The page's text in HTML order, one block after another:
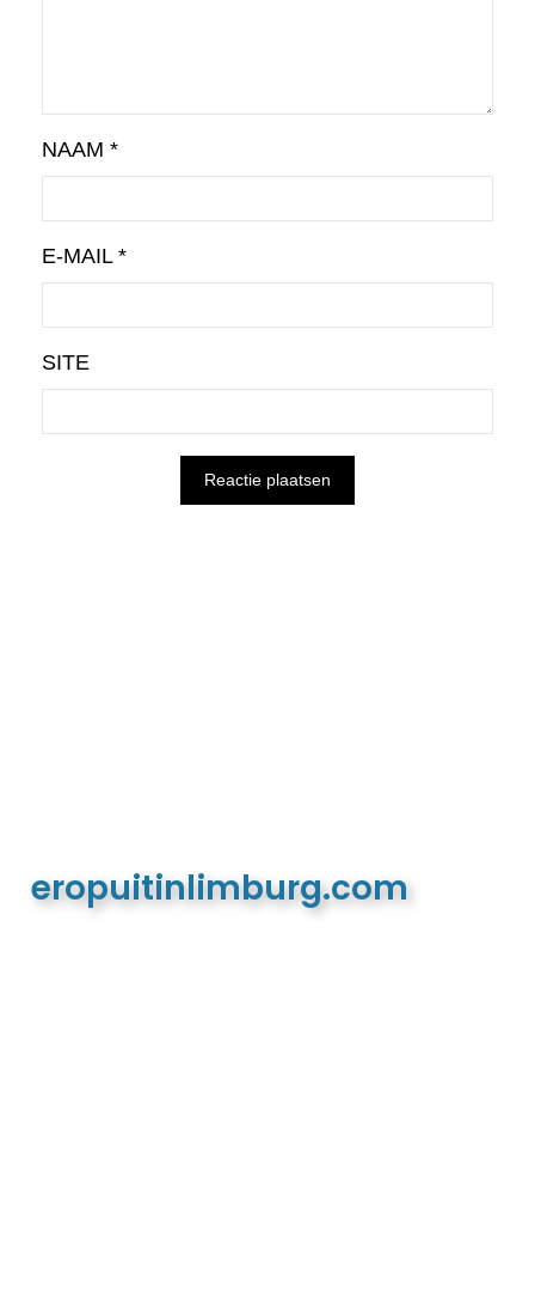
NAAM *
E-MAIL *
SITE
eropuitinlimburg.com